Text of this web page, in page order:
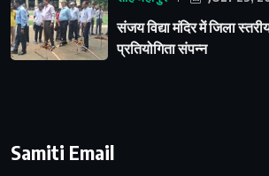
संजय विद्या मंदिर में जिला
प्रतियोगिता संपन्न
Samiti Email